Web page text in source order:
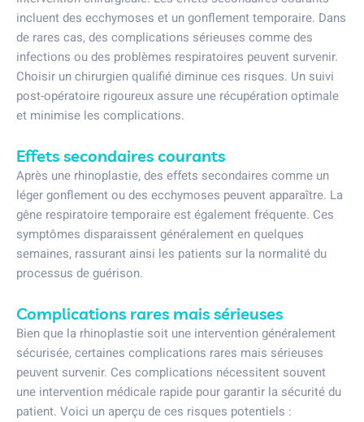
incluent des ecchymoses et un gonflement temporaire. Dans
de rares cas, des complications sérieuses comme des
infections ou des problèmes respiratoires peuvent survenir.
Choisir un chirurgien qualifié diminue ces risques. Un suivi
post-opératoire rigoureux assure une récupération optimale
et minimise les complications.
Effets secondaires courants
Après une rhinoplastie, des effets secondaires comme un
léger gonflement ou des ecchymoses peuvent apparaître. La
gêne respiratoire temporaire est également fréquente. Ces
symptômes disparaissent généralement en quelques
semaines, rassurant ainsi les patients sur la normalité du
processus de guérison.
Complications rares mais sérieuses
Bien que la rhinoplastie soit une intervention généralement
sécurisée, certaines complications rares mais sérieuses
peuvent survenir. Ces complications nécessitent souvent
une intervention médicale rapide pour garantir la sécurité du
patient. Voici un aperçu de ces risques potentiels :